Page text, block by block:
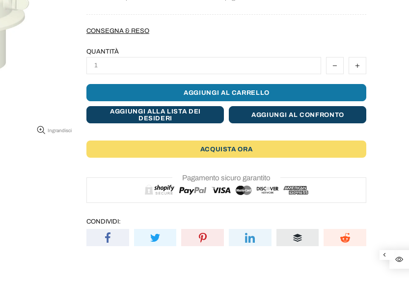
Ingrandisci
CONSEGNA & RESO
QUANTITÀ
AGGIUNGI AL CARRELLO
AGGIUNGI ALLA LISTA DEI
DESIDERI
AGGIUNGI AL CONFRONTO
ACQUISTA ORA
Pagamento sicuro garantito
CONDIVIDI: